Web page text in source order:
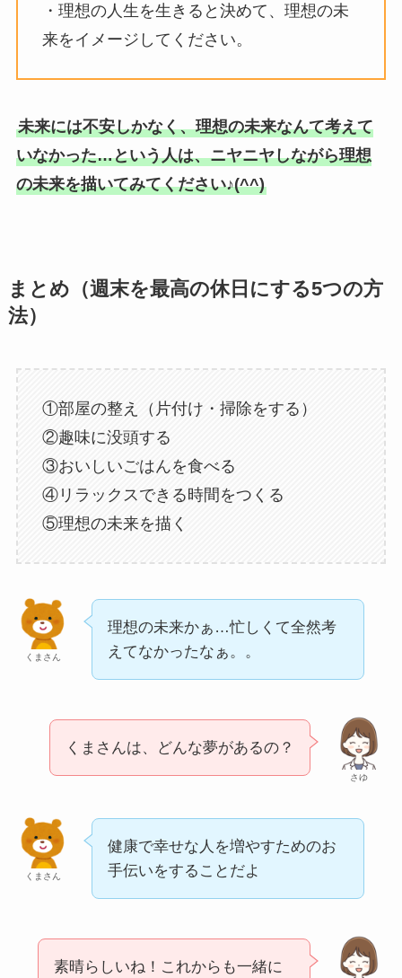
・理想の人生を生きると決めて、理想の未
来をイメージしてください。
未来には不安しかなく、理想の未来なんて考えて
いなかった…という人は、ニヤニヤしながら理想
の未来を描いてみてください♪(^^)
まとめ（週末を最高の休日にする5つの方
法）
①部屋の整え（片付け・掃除をする）
②趣味に没頭する
③おいしいごはんを食べる
④リラックスできる時間をつくる
⑤理想の未来を描く
くまさん
理想の未来かぁ…忙しくて全然考
えてなかったなぁ。。
さゆ
くまさんは、どんな夢があるの？
くまさん
健康で幸せな人を増やすためのお
手伝いをすることだよ
素晴らしいね！これからも一緒に